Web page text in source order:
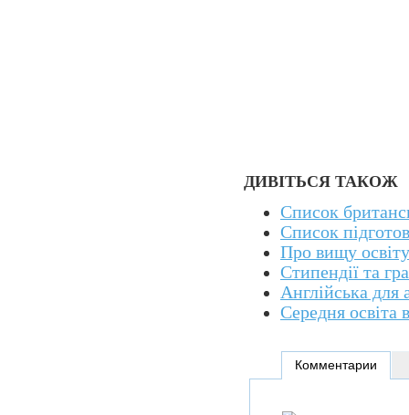
ДИВІТЬСЯ ТАКОЖ
Список
Список
Про вищу
Стипендії та
Англійська для
Середня освіта
Комментарии